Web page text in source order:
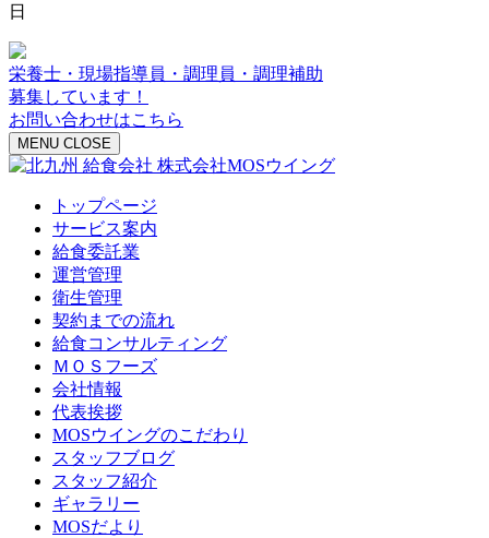
日
栄養士・現場指導員・調理員・調理補助
募集しています！
お問い合わせはこちら
MENU CLOSE
トップページ
サービス案内
給食委託業
運営管理
衛生管理
契約までの流れ
給食コンサルティング
ＭＯＳフーズ
会社情報
代表挨拶
MOSウイングのこだわり
スタッフブログ
スタッフ紹介
ギャラリー
MOSだより